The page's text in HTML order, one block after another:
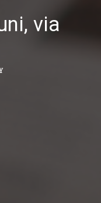
via